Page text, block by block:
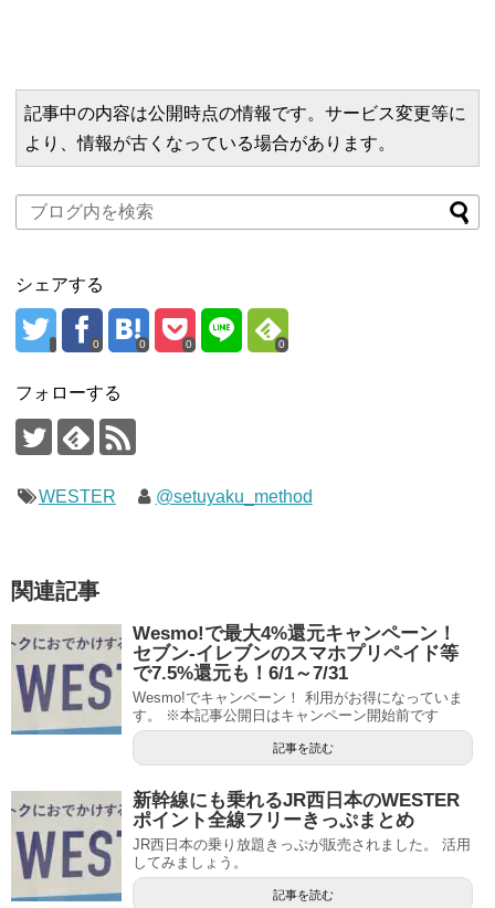
記事中の内容は公開時点の情報です。サービス変更等に
より、情報が古くなっている場合があります。
シェアする
0 0 0 0
フォローする
WESTER @setuyaku_method
関連記事
Wesmo!で最大4%還元キャンペーン！
セブン-イレブンのスマホプリペイド等
で7.5%還元も！6/1～7/31
Wesmo!でキャンペーン！ 利用がお得になっていま
す。 ※本記事公開日はキャンペーン開始前です
記事を読む
新幹線にも乗れるJR西日本のWESTER
ポイント全線フリーきっぷまとめ
JR西日本の乗り放題きっぷが販売されました。 活用
してみましょう。
記事を読む